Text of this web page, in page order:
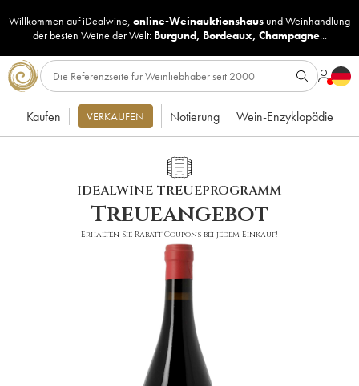
Willkommen auf iDealwine, online-Weinauktionshaus undWeinhandlung
der besten Weine der Welt: Burgund, Bordeaux, Champagne...
Kaufen VERKAUFEN Notierung Wein-Enzyklopädie
IDEALWINE-TREUEPROGRAMM
Treueangebot
Erhalten Sie Rabatt-Coupons bei jedem Einkauf!